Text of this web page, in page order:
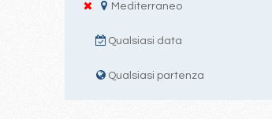
Mediterraneo
Qualsiasi data
Qualsiasi partenza